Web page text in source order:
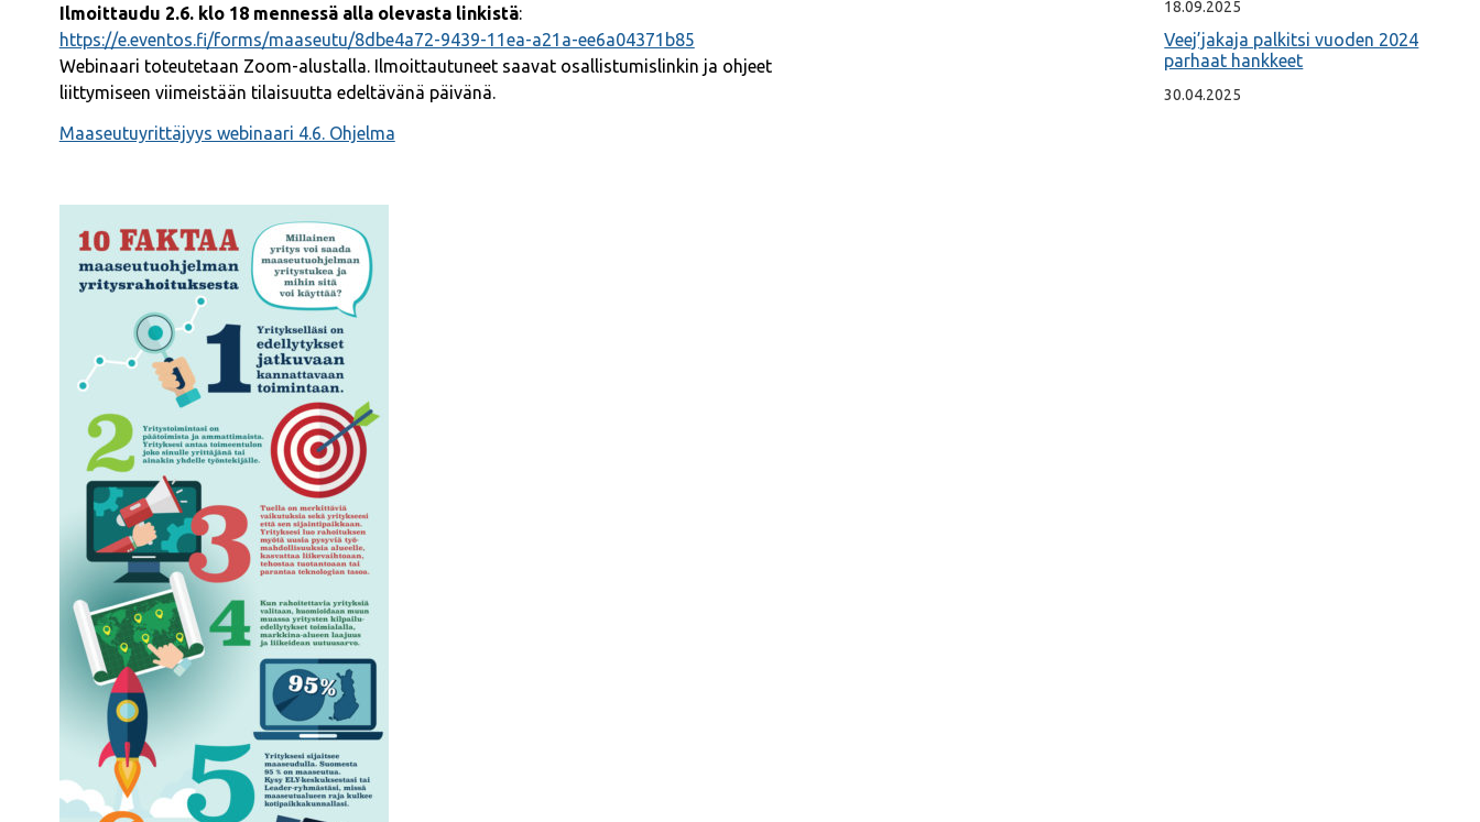
Ilmoittaudu 2.6. klo 18 mennessä alla olevasta linkistä:
https://e.eventos.fi/forms/maaseutu/8dbe4a72-9439-11ea-a21a-ee6a04371b85
Webinaari toteutetaan Zoom-alustalla. Ilmoittautuneet saavat osallistumislinkin ja ohjeet
liittymiseen viimeistään tilaisuutta edeltävänä päivänä.
Maaseutuyrittäjyys webinaari 4.6. Ohjelma
18.09.2025
Veej’jakaja palkitsi vuoden 2024
parhaat hankkeet
30.04.2025